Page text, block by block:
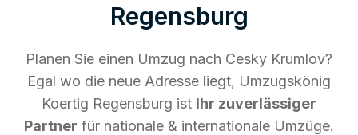
Regensburg
Planen Sie einen Umzug nach Cesky Krumlov?
Egal wo die neue Adresse liegt, Umzugskönig
Koertig Regensburg ist Ihr zuverlässiger
Partner für nationale & internationale Umzüge.